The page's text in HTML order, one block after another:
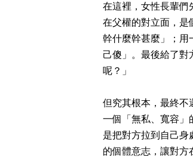
在這裡，女性長輩們
在父權的對立面，是
幹什麼幹甚麼」；用
己傻」。最後給了對
呢？」
但究其根本，最終不
一個「無私、寬容」
是把對方拉到自己
的個體意志，讓對方